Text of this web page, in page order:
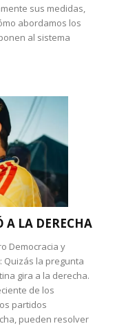
sus medidas,
abordamos los
al sistema
LA DERECHA
Democracia y
Quizás la pregunta
gira a la derecha.
de los
partidos
pueden resolver